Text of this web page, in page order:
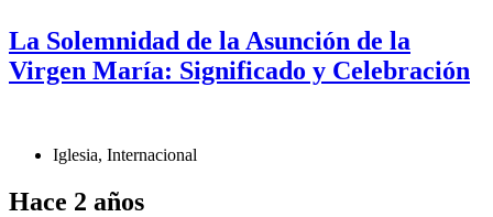
La Solemnidad de la Asunción de la
Virgen María: Significado y Celebración
Iglesia, Internacional
Hace 2 años